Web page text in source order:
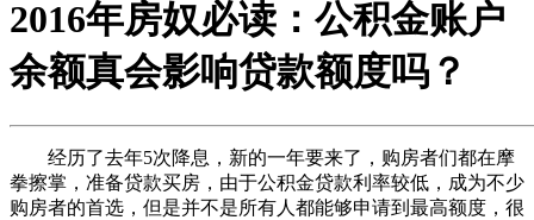
2016年房奴必读：公积金账户
余额真会影响贷款额度吗？
经历了去年5次降息，新的一年要来了，购房者们都在摩
拳擦掌，准备贷款买房，由于公积金贷款利率较低，成为不少
购房者的首选，但是并不是所有人都能够申请到最高额度，很